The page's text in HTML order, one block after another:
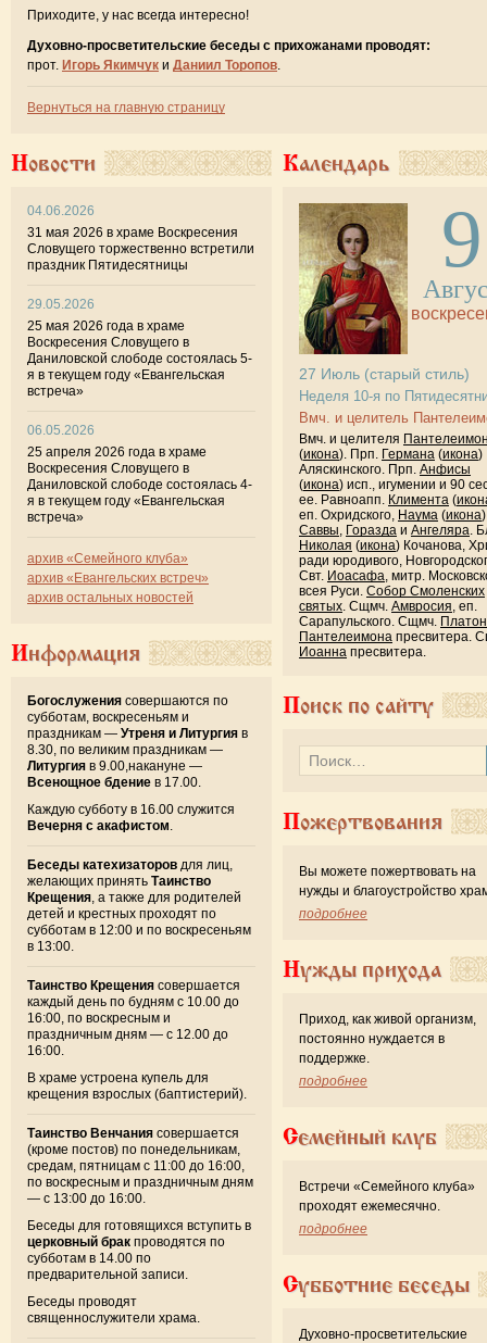
Приходите, у нас всегда интересно!
Духовно-просветительские беседы с прихожанами проводят:
прот. Игорь Якимчук и Даниил Торопов
Вернуться на главную страницу
Новости
04.06.2026
31 мая 2026 в храме Воскресения
Словущего торжественно встретили
праздник Пятидесятницы
29.05.2026
25 мая 2026 года в храме
Воскресения Словущего в
Даниловской слободе состоялась 5-
я в текущем году «Евангельская
встреча»
06.05.2026
25 апреля 2026 года в храме
Воскресения Словущего в
Даниловской слободе состоялась 4-
я в текущем году «Евангельская
встреча»
архив «Семейного клуба»
архив «Евангельских встреч»
архив остальных новостей
Информация
Богослужения совершаются по
субботам, воскресеньям и
праздникам — Утреня и Литургия в
8.30, по великим праздникам —
Литургия в 9.00,накануне —
Всенощное бдение в 17.00.
Каждую субботу в 16.00 служится
Вечерня с акафистом
Беседы катехизаторов для лиц,
желающих принять Таинство
Крещения , а также для родителей
детей и крестных проходят по
субботам в 12:00 и по воскресеньям
в 13:00.
Таинство Крещения совершается
каждый день по будням с 10.00 до
16:00, по воскресным и
праздничным дням — с 12.00 до
16:00.
В храме устроена купель для
крещения взрослых (баптистерий).
Таинство Венчания совершается
(кроме постов) по понедельникам,
средам, пятницам с 11:00 до 16:00,
по воскресным и праздничным дням
— с 13:00 до 16:00.
Беседы для готовящихся вступить в
церковный брак проводятся по
субботам в 14.00 по
предварительной записи.
Беседы проводят
священнослужители храма.
Календарь
9
27 Июль (старый стиль)
Неделя 10-я по
Вмч. и целитель
Вмч. и целителя
(икона). Прп. Германа (икона)
Аляскинского. Прп. Анфисы
(икона) исп., игумении и 90
ее. Равноапп. Климента (
еп. Охридского, Наума (икона
Саввы, Горазда и Ангеляра.
Николая (икона) Кочанова,
ради юродивого,
Свт. Иоасафа, митр.
всея Руси. Собор Смоленских
святых. Сщмч. Амвросия, еп.
Сарапульского. Сщмч.
Пантелеимона пресвитера.
Иоанна пресвитера.
Поиск по сайту
Пожертвования
Вы можете пожертвовать на
нужды и благоустройство
подробнее
Нужды прихода
Приход, как живой организм,
постоянно нуждается в
поддержке.
подробнее
Семейный клуб
Встречи «Семейного клуба»
проходят ежемесячно.
подробнее
Субботние беседы
Духовно-просветительские